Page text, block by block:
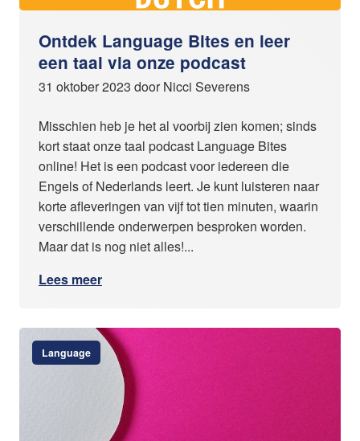
Ontdek Language Bites en leer
een taal via onze podcast
31 oktober 2023 door Nicci Severens
Misschien heb je het al voorbij zien komen; sinds
kort staat onze taal podcast Language Bites
online! Het is een podcast voor iedereen die
Engels of Nederlands leert. Je kunt luisteren naar
korte afleveringen van vijf tot tien minuten, waarin
verschillende onderwerpen besproken worden.
Maar dat is nog niet alles!...
Lees meer
Language